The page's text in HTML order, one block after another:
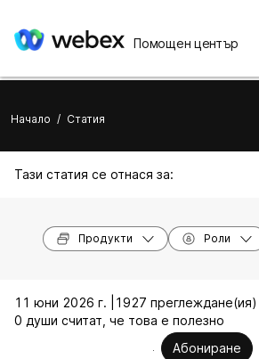
Помощен център
Начало / Статия
Тази статия се отнася за:
Продукти Роли
11 юни 2026 г. |
1927 преглеждане(ия) |
0 души считат, че това е полезно
Абониране